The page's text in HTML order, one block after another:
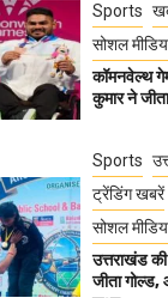
Sports
सोशल
कॉमनवेल्थ
कुमार ने
Sports
ट्रेंडिंग खबरें
सोशल
उत्तराखंड की
जीता गोल्ड,